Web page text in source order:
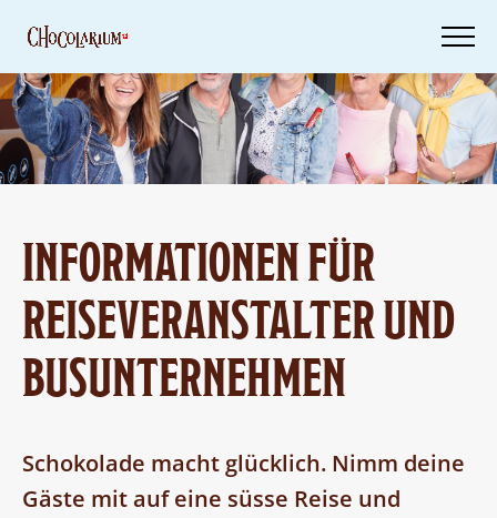
content
Tickets
Geschenkideen
INFORMATIONEN FÜR
REISEVERANSTALTER UND
BUSUNTERNEHMEN
Schokolade macht glücklich. Nimm deine
Gäste mit auf eine süsse Reise und